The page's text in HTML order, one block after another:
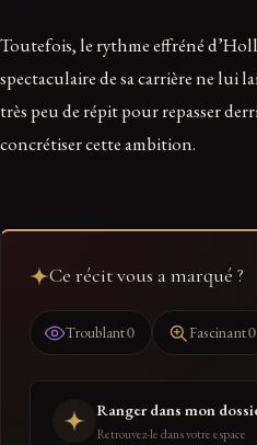
Toutefois, le rythme effréné
spectaculaire de sa carrière ne lui
très peu de répit pour repasser
concrétiser cette ambition.
Ce récit vous a marqué ?
Troublant0 Fascinant0
Ranger dans mon
Retrouvez-le dans votre espace